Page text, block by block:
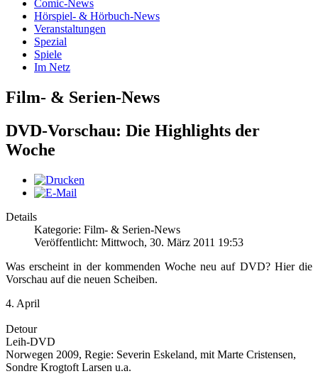
Comic-News
Hörspiel- & Hörbuch-News
Veranstaltungen
Spezial
Spiele
Im Netz
Film- & Serien-News
DVD-Vorschau: Die Highlights der
Woche
Details
Kategorie: Film- & Serien-News
Veröffentlicht: Mittwoch, 30. März 2011 19:53
Was erscheint in der kommenden Woche neu auf DVD? Hier die
Vorschau auf die neuen Scheiben.
4. April
Detour
Leih-DVD
Norwegen 2009, Regie: Severin Eskeland, mit Marte Cristensen,
Sondre Krogtoft Larsen u.a.